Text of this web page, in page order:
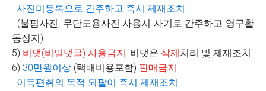
사진미등록으로 간주하고 즉시 제재조치.
(불펌사진, 무단도용사진 사용시 사기로 간주하고 영구활
동정지)
5) 비댓(비밀댓글) 사용금지. 비댓은 삭제처리 및 제재조치.
6) 30만원이상 (택배비용포함) 판매금지.
이득편취의 목적 되팔이 즉시 제재조치